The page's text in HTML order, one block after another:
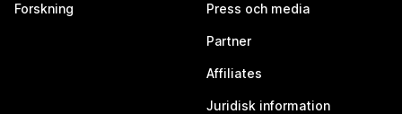
Forskning Press och media
Partner
Affiliates
Juridisk information